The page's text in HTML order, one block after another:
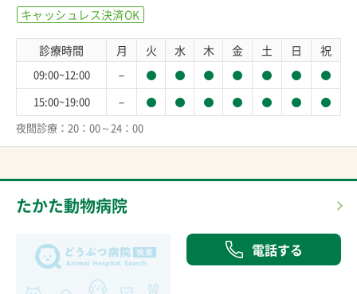
キャッシュレス決済OK
診療時間 月 火 水 木 金 土 日 祝
09:00~12:00 －
15:00~19:00 －
夜間診療：20：00～24：00
たかた動物病院
電話する